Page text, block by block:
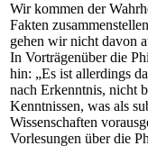
Wir kommen der
Fakten
gehen wir nicht davon
In Vorträgenüber die
hin: „Es ist allerdings
nach Erkenntnis, nicht
Kenntnissen, was als
Wissenschaften
Vorlesungen über die